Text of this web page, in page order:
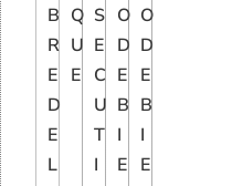
B
R
E
D
E
L
Q
U
E
S
E
C
U
T
I
O
D
E
B
I
E
O
D
E
B
I
E